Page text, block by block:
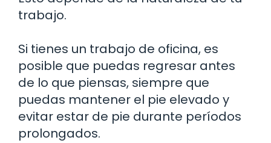
trabajo.
Si tienes un trabajo de oficina, es
posible que puedas regresar antes
de lo que piensas, siempre que
puedas mantener el pie elevado y
evitar estar de pie durante períodos
prolongados.